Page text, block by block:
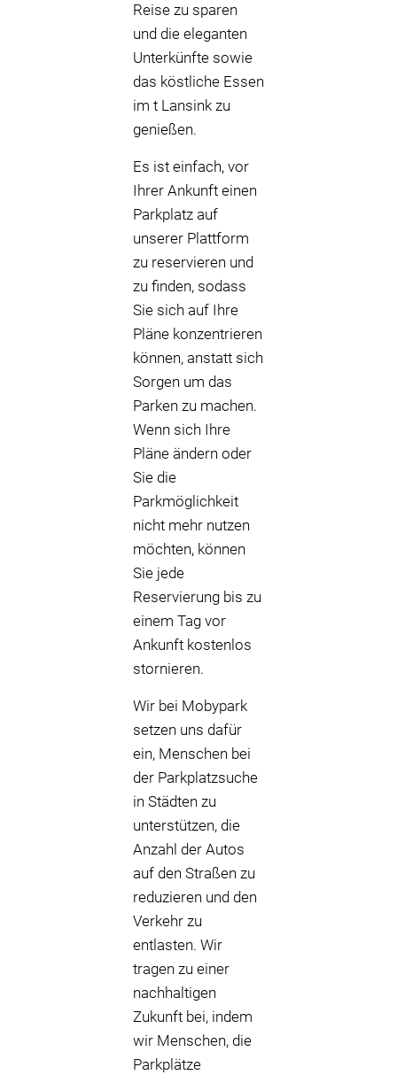
Reise zu sparen
und die eleganten
Unterkünfte sowie
das köstliche Essen
im t Lansink zu
genießen.
Es ist einfach, vor
Ihrer Ankunft einen
Parkplatz auf
unserer Plattform
zu reservieren und
zu finden, sodass
Sie sich auf Ihre
Pläne konzentrieren
können, anstatt sich
Sorgen um das
Parken zu machen.
Wenn sich Ihre
Pläne ändern oder
Sie die
Parkmöglichkeit
nicht mehr nutzen
möchten, können
Sie jede
Reservierung bis zu
einem Tag vor
Ankunft kostenlos
stornieren.
Wir bei Mobypark
setzen uns dafür
ein, Menschen bei
der Parkplatzsuche
in Städten zu
unterstützen, die
Anzahl der Autos
auf den Straßen zu
reduzieren und den
Verkehr zu
entlasten. Wir
tragen zu einer
nachhaltigen
Zukunft bei, indem
wir Menschen, die
Parkplätze